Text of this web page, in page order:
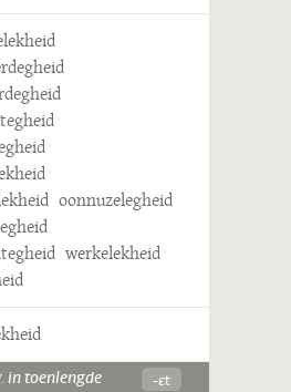
oonnuzelegheid
werkelekheid
in toenlengde -ɛt